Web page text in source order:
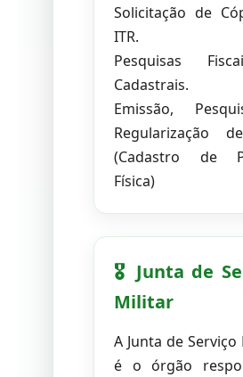
Solicitação de
ITR.
Pesquisas
Cadastrais.
Emissão,
Regularização
(Cadastro de
Física)
🎖️ Junta de
Militar
A Junta de
é o órgão